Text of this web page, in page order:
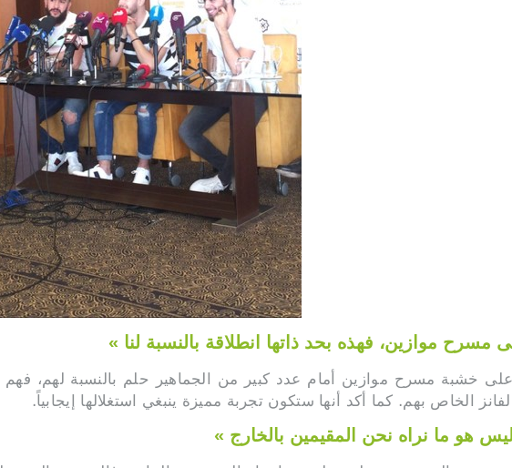
خشبة مسرح موازين أمام عدد كبير من الجماهير حلم بالنسبة لهم، فهم
الخاص بهم. كما أكد أنها ستكون تجربة مميزة ينبغي استغلالها إيجابياً.